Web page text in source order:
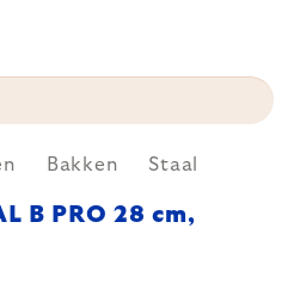
Bakken Staal
B PRO 28 cm,